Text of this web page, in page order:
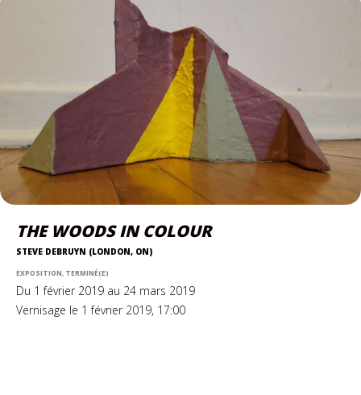
THE WOODS IN COLOUR
STEVE DEBRUYN (LONDON, ON)
EXPOSITION, TERMINÉ(E)
Du 1 février 2019 au 24 mars 2019
Vernisage le 1 février 2019, 17:00